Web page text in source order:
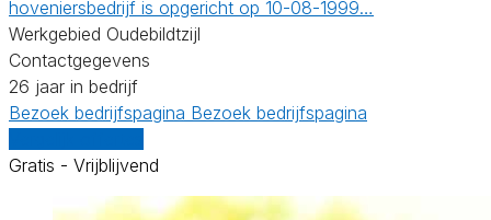
hoveniersbedrijf is opgericht op 10-08-1999…
Werkgebied Oudebildtzijl
Contactgegevens
26 jaar in bedrijf
Bezoek bedrijfspagina Bezoek bedrijfspagina
Gratis - Vrijblijvend